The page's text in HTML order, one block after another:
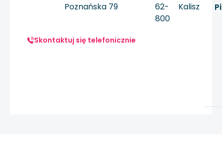
Poznańska 79
62-
800
Kalisz
Skontaktuj się telefonicznie